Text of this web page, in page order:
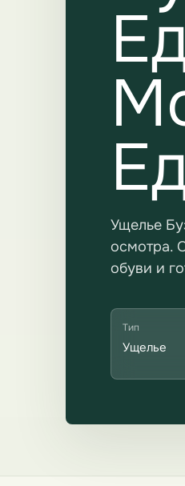
Ущелье
осмотра.
обуви и
Тип
Ущелье